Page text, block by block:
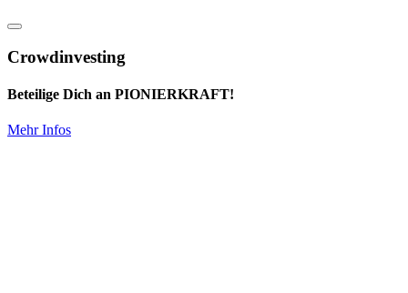
Crowdinvesting
Beteilige Dich an PIONIERKRAFT!
Mehr Infos